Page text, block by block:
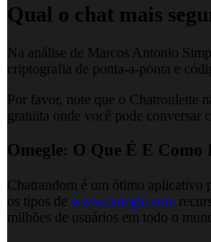
Qual o chat mais
Na análise de Marcos Antonio
criptografia de ponta-a-ponta e
Por favor, note que o Chatroulette
gratuita onde você pode conversar
Omegle: O Que É E Como
Chatrandom é um ótimo aplicativo
os tipos de www,omegle.com
milhões de usuários em todo o